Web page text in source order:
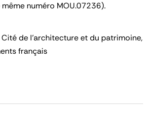
numéro MOU.07236).
Cité de l’architecture et du patrimoine,
français